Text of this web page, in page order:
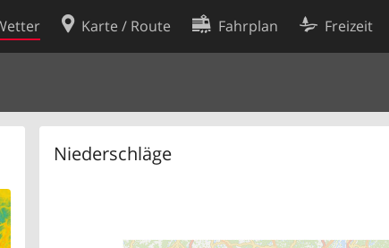
Karte / Route Fahrplan Freizeit
Niederschläge
Cookie-Einstellungen